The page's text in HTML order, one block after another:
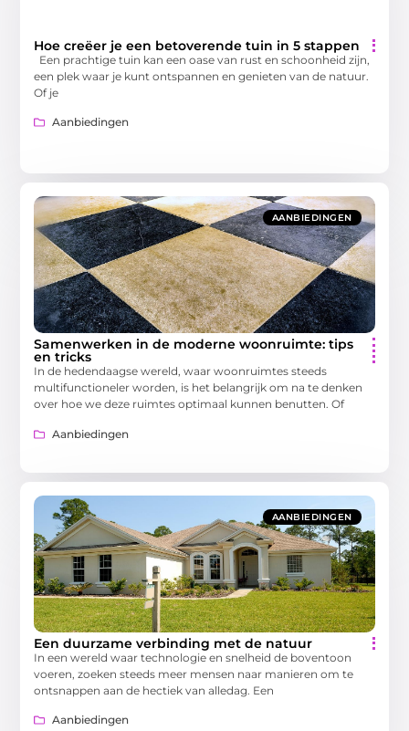
Hoe creëer je een betoverende tuin in 5 stappen
Een prachtige tuin kan een oase van rust en schoonheid zijn,
een plek waar je kunt ontspannen en genieten van de natuur.
Of je
Aanbiedingen
AANBIEDINGEN
Samenwerken in de moderne woonruimte: tips
en tricks
In de hedendaagse wereld, waar woonruimtes steeds
multifunctioneler worden, is het belangrijk om na te denken
over hoe we deze ruimtes optimaal kunnen benutten. Of
Aanbiedingen
AANBIEDINGEN
Een duurzame verbinding met de natuur
In een wereld waar technologie en snelheid de boventoon
voeren, zoeken steeds meer mensen naar manieren om te
ontsnappen aan de hectiek van alledag. Een
Aanbiedingen